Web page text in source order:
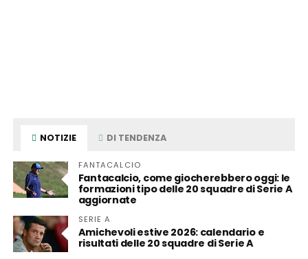
NOTIZIE DI TENDENZA
FANTACALCIO
Fantacalcio, come giocherebbero oggi: le
formazioni tipo delle 20 squadre di Serie A
aggiornate
SERIE A
Amichevoli estive 2026: calendario e
risultati delle 20 squadre di Serie A